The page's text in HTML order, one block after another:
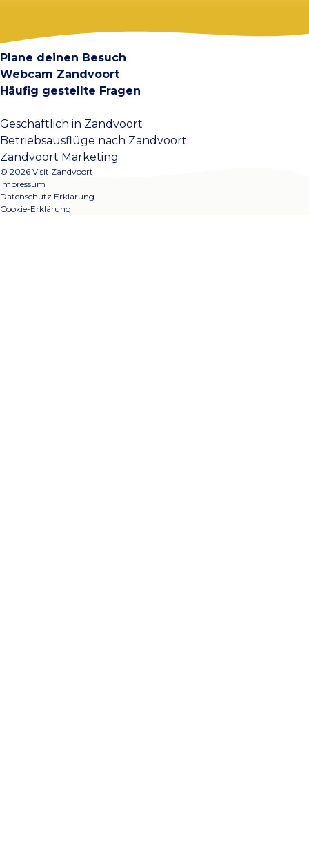
Plane deinen Besuch
Webcam Zandvoort
Häufig gestellte Fragen
Geschäftlich in Zandvoort
Betriebsausflüge nach Zandvoort
Zandvoort Marketing
© 2026 Visit Zandvoort
Impressum
Datenschutz Erklarung
Cookie-Erklärung